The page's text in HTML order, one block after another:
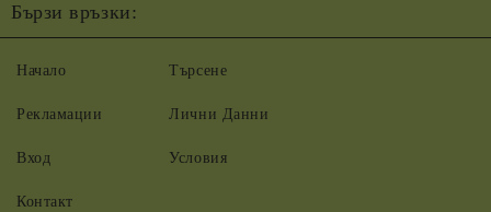
Бързи връзки:
Начало
Рекламации
Вход
Контакт
Търсене
Лични Данни
Условия